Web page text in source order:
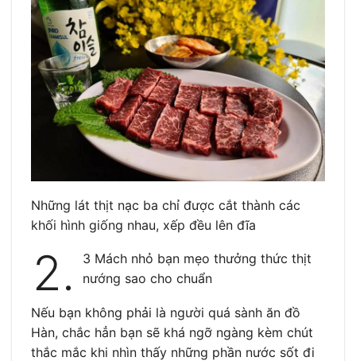
Những lát thịt nạc ba chỉ được cắt thành các
khối hình giống nhau, xếp đều lên đĩa
2.
3 Mách nhỏ bạn mẹo thưởng thức thịt
nướng sao cho chuẩn
Nếu bạn không phải là người quá sành ăn đồ
Hàn, chắc hẳn bạn sẽ khá ngỡ ngàng kèm chút
thắc mắc khi nhìn thấy những phần nước sốt đi